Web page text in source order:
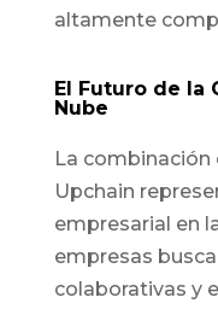
altamente
El Futuro de la
Nube
La combinación
Upchain
empresarial en
empresas
colaborativas y